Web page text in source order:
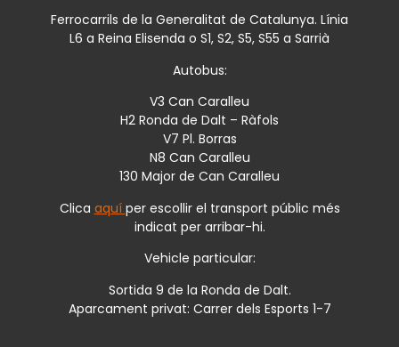
Ferrocarrils de la Generalitat de Catalunya. Línia
L6 a Reina Elisenda o S1, S2, S5, S55 a Sarrià
Autobus:
V3 Can Caralleu
H2 Ronda de Dalt – Ràfols
V7 Pl. Borras
N8 Can Caralleu
130 Major de Can Caralleu
Clica aquí per escollir el transport públic més
indicat per arribar-hi.
Vehicle particular:
Sortida 9 de la Ronda de Dalt.
Aparcament privat: Carrer dels Esports 1-7